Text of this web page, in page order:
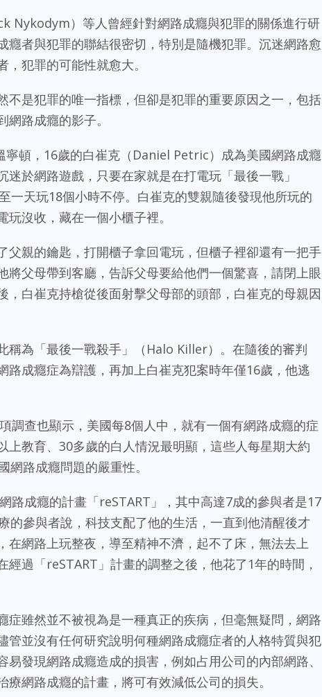
Nykodym）等人曾經針對網路成癮與犯罪的關係進行研
癮者與犯罪的聯結很密切，特別是隨機犯罪。沉迷網路愈
犯罪的可能性就愈大。
不是犯罪的唯一指標，但卻是犯罪的重要原因之一，包括
路成癮的影子。
寧頓，16歲的白崔克（Daniel Petric）成為美國網路成癮
於網路遊戲，只要在家就是在打電玩「最後一戰」
一天玩18個小時不停。白崔克的雙親隨後發現他所玩的
沒收，藏在一個小櫃子裡。
父親的鑰匙，打開櫃子拿回電玩，但櫃子裡卻還有一把手
將父母帶到客廳，告訴父母要給他們一個驚喜，請閉上眼
，白崔克持槍從後面射擊父母部的頭部，白崔克的母親因
稱為「最後一戰殺手」（Halo Killer）。在隨後的審判
路成癮症為辯護，再加上白崔克犯案時年僅16歲，他逃
調查也顯示，美國每8個人中，就有一個有網路成癮的症
上教育、30多歲的白人情況最明顯，這些人每星期大約
路成癮問題的嚴重性。
路成癮的計畫「reSTART」，其中高達7成的參與者是17
的參與者說，科技支配了他的生活，一直到他清醒後才
在網路上玩整夜，導至精神不濟，起不了床，無法去上
過「reSTART」計畫的調整之後，他花了1年的時間，
症雖然並不被視為是一種真正的疾病，但毫無疑問，網路
管並沒有任何研究說明何種網路成癮症者的人格特質與犯
發現網路成癮造成的損害，例如占用公司的內部網路、
網路成癮的計畫，將可有效減低公司的損失。